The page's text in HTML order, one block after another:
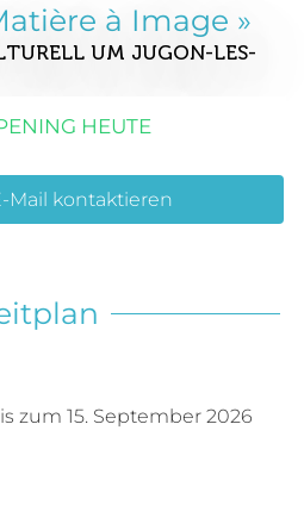
à Image »
UM JUGON-LES-
HEUTE
Mail kontaktieren
zum 15. September 2026